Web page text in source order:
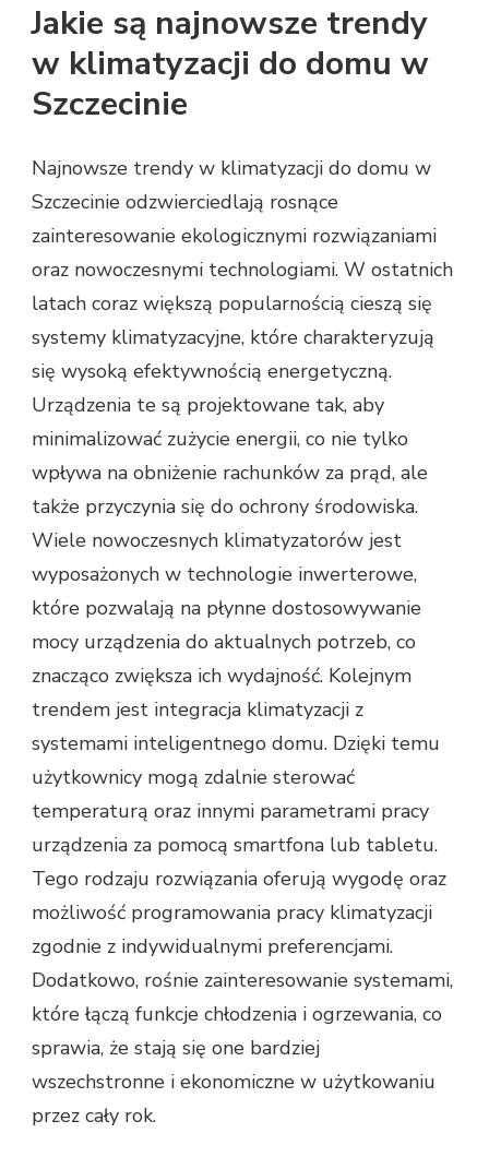
Jakie są najnowsze trendy
w klimatyzacji do domu w
Szczecinie
Najnowsze trendy w klimatyzacji do domu w
Szczecinie odzwierciedlają rosnące
zainteresowanie ekologicznymi rozwiązaniami
oraz nowoczesnymi technologiami. W ostatnich
latach coraz większą popularnością cieszą się
systemy klimatyzacyjne, które charakteryzują
się wysoką efektywnością energetyczną.
Urządzenia te są projektowane tak, aby
minimalizować zużycie energii, co nie tylko
wpływa na obniżenie rachunków za prąd, ale
także przyczynia się do ochrony środowiska.
Wiele nowoczesnych klimatyzatorów jest
wyposażonych w technologie inwerterowe,
które pozwalają na płynne dostosowywanie
mocy urządzenia do aktualnych potrzeb, co
znacząco zwiększa ich wydajność. Kolejnym
trendem jest integracja klimatyzacji z
systemami inteligentnego domu. Dzięki temu
użytkownicy mogą zdalnie sterować
temperaturą oraz innymi parametrami pracy
urządzenia za pomocą smartfona lub tabletu.
Tego rodzaju rozwiązania oferują wygodę oraz
możliwość programowania pracy klimatyzacji
zgodnie z indywidualnymi preferencjami.
Dodatkowo, rośnie zainteresowanie systemami,
które łączą funkcje chłodzenia i ogrzewania, co
sprawia, że stają się one bardziej
wszechstronne i ekonomiczne w użytkowaniu
przez cały rok.